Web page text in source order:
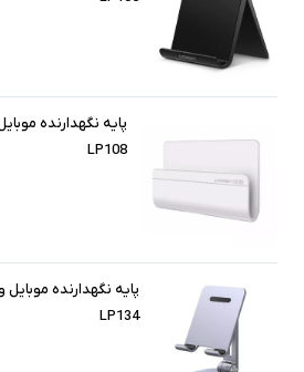
LP108
LP134